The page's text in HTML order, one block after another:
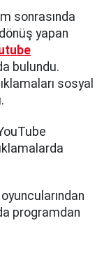
sonrasında
yapan
bulundu.
sosyal
programdan